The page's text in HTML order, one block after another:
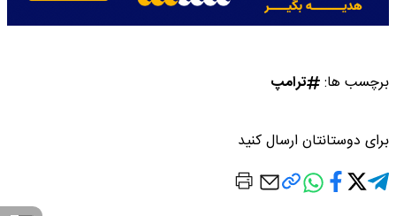
برچسب ها: ترامپ
برای دوستانتان ارسال کنید